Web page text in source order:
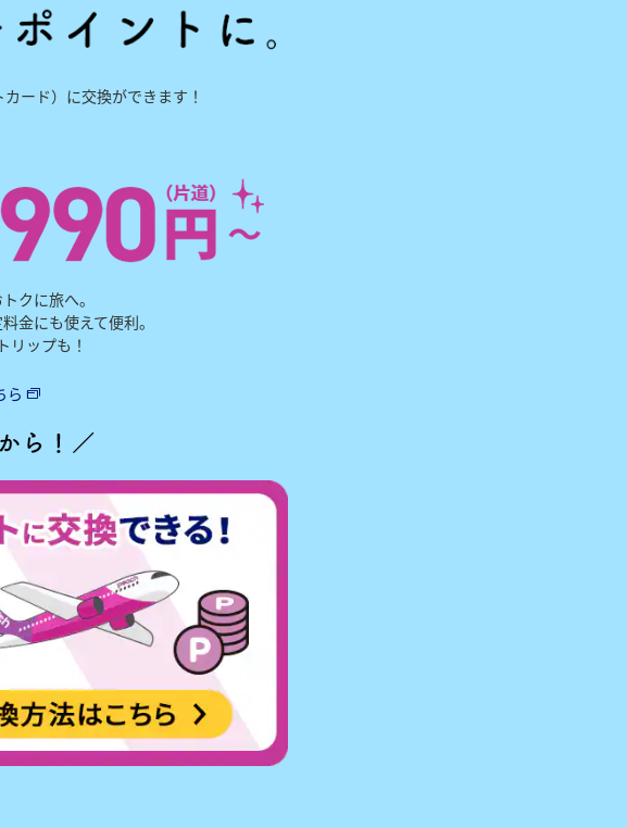
ード）に交換ができます！
クに旅へ。
金にも使えて便利。
リップも！
ら